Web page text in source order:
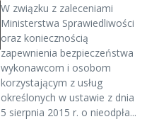
W związku z zaleceniami
Ministerstwa Sprawiedliwości
oraz koniecznością
zapewnienia bezpieczeństwa
wykonawcom i osobom
korzystającym z usług
określonych w ustawie z dnia
5 sierpnia 2015 r. o nieodpła...